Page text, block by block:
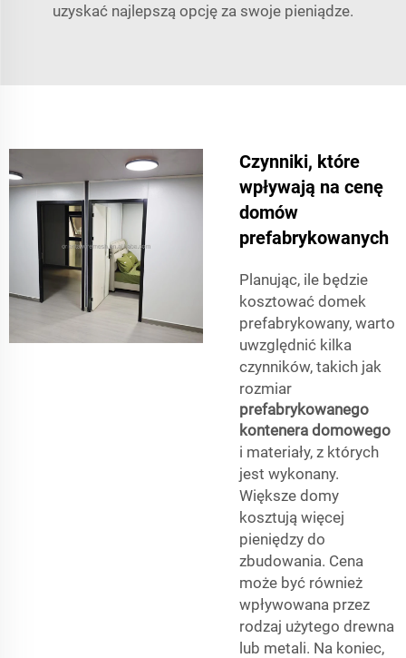
uzyskać najlepszą opcję za swoje pieniądze.
Czynniki, które
wpływają na cenę
domów
prefabrykowanych
Planując, ile będzie
kosztować domek
prefabrykowany, warto
uwzględnić kilka
czynników, takich jak
rozmiar
prefabrykowanego
kontenera domowego
i materiały, z których
jest wykonany.
Większe domy
kosztują więcej
pieniędzy do
zbudowania. Cena
może być również
wpływowana przez
rodzaj użytego drewna
lub metali. Na koniec,